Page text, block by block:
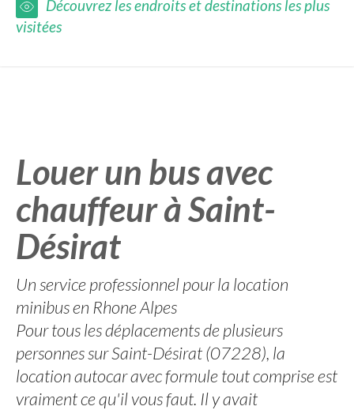
Découvrez les endroits et destinations les plus
visitées
Louer un bus avec
chauffeur à Saint-
Désirat
Un service professionnel pour la location
minibus en Rhone Alpes
Pour tous les déplacements de plusieurs
personnes sur Saint-Désirat (07228), la
location autocar avec formule tout comprise est
vraiment ce qu'il vous faut. Il y avait